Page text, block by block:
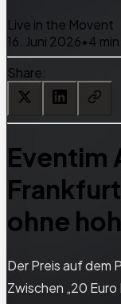
Live in the Movent
16. Juni 2026•4
Share:
Eventim
ohne
Der Preis auf dem
Zwischen „20